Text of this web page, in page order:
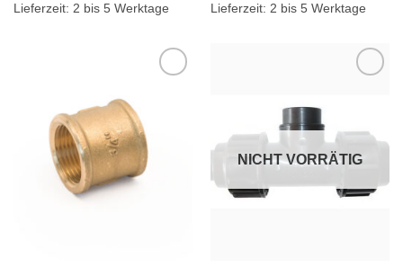
Lieferzeit: 2 bis 5 Werktage Lieferzeit: 2 bis 5 Werktage
Wunschliste
hinzufügen
NICHT VORRÄTIG